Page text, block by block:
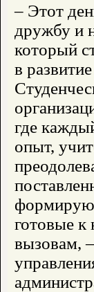
– Этот
дружбу и
который
в
где
опыт,
готовые
вызовам,